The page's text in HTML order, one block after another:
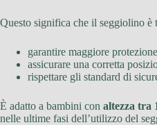
Questo significa che il seggiolino è
garantire maggiore
assicurare una corretta
rispettare gli standard di
È adatto a bambini con altezza tra
nelle ultime fasi dell’utilizzo del